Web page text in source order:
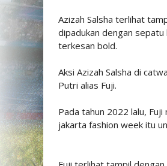
Azizah Salsha terlihat
dipadukan dengan
terkesan bold.
Aksi Azizah Salsha di
Putri alias Fuji.
Pada tahun 2022 lalu,
jakarta fashion week itu